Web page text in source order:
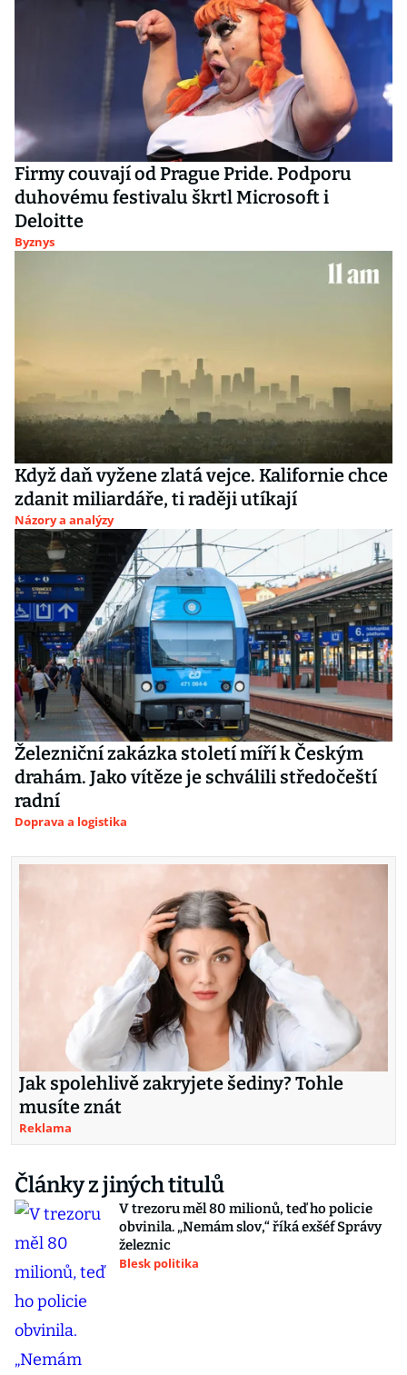
Firmy couvají od Prague Pride. Podporu
duhovému festivalu škrtl Microsoft i
Deloitte
Byznys
Když daň vyžene zlatá vejce. Kalifornie chce
zdanit miliardáře, ti raději utíkají
Názory a analýzy
Železniční zakázka století míří k Českým
drahám. Jako vítěze je schválili středočeští
radní
Doprava a logistika
Jak spolehlivě zakryjete šediny? Tohle
musíte znát
Reklama
Články z jiných titulů
V trezoru měl 80 milionů, teď ho policie
obvinila. „Nemám slov,“ říká exšéf Správy
železnic
Blesk politika